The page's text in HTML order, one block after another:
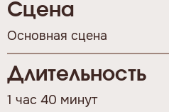
Сцена
Основная сцена
Длительность
1 час 40 минут